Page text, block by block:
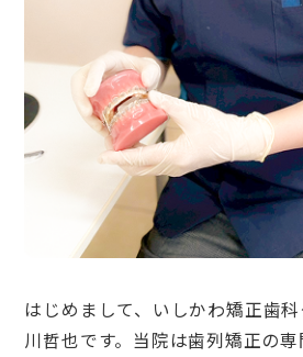
はじめまして、いしかわ矯正歯
川哲也です。当院は歯列矯正の